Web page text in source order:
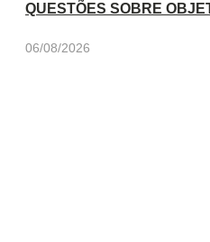
QUESTÕES SOBRE
06/08/2026